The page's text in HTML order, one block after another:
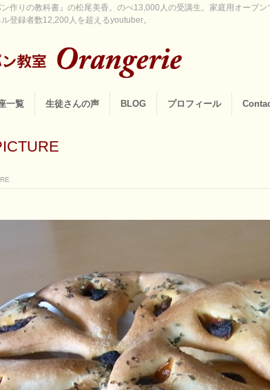
ン作りの教科書』の松尾美香。のべ13,000人の受講生。家庭用オーブ
登録者数12,200人を超えるyoutuber。
一覧 生徒さんの声 BLOG プロフィール